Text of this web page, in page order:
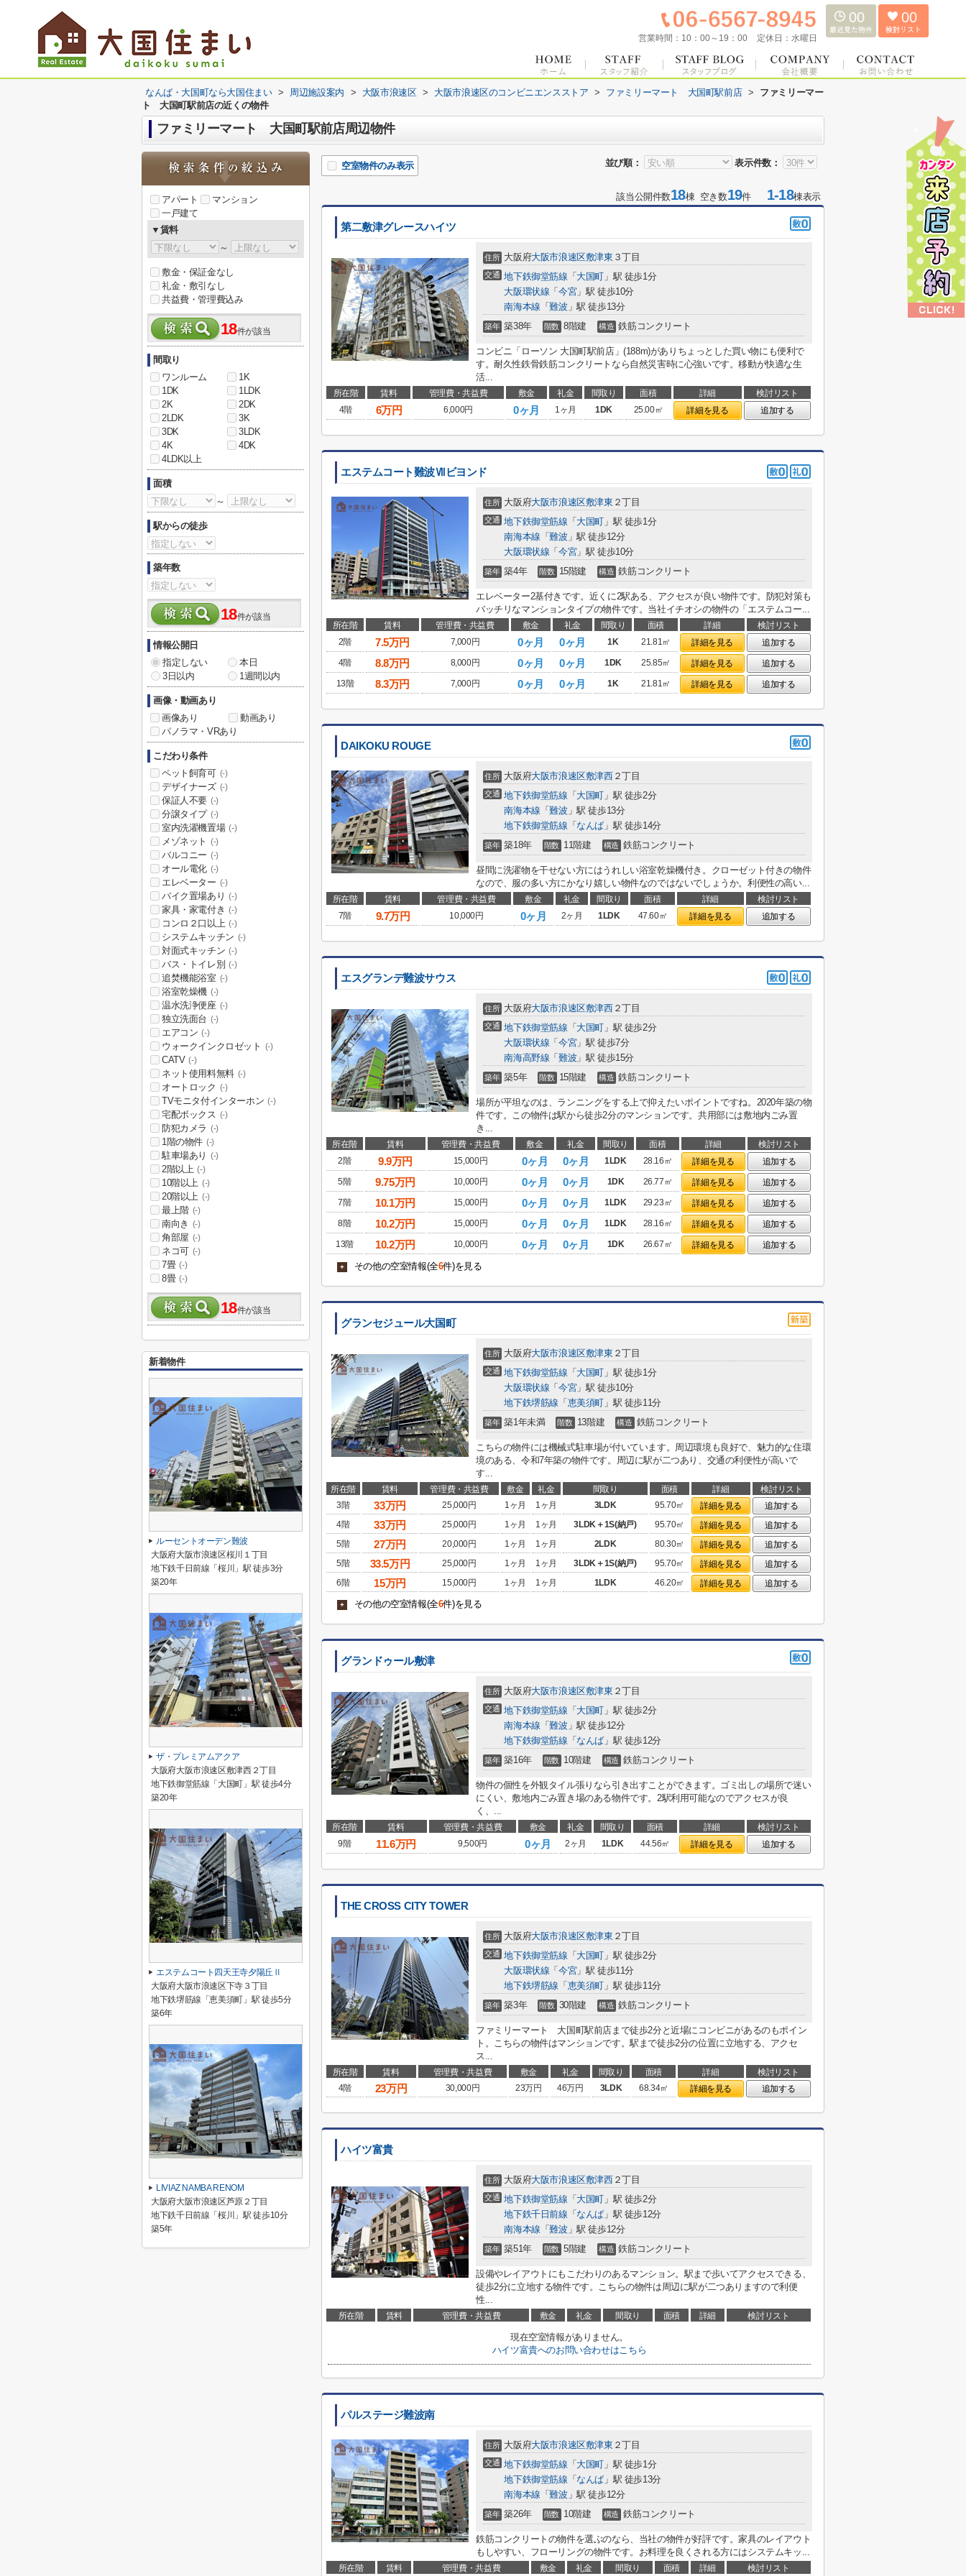
営業時間： 10：00～19：00 定休日： 水曜日
00 00
なんば・大国町なら大国住まい > 周辺施設案内 > 大阪市浪速区 > 大阪市浪速区のコンビニエンスストア > ファミリーマート 大国町駅前店 >
ファミリーマー
ト 大国町駅前店の近くの物件
ファミリーマート 大国町駅前店周辺物件
並び順： 表示件数：
空室物件のみ表示
該当公開件数18棟 空き数19件1-18棟表示
第二敷津グレースハイツ
住所 大阪府大阪市浪速区敷津東 ３丁目
交通 地下鉄御堂筋線 「 大国町 」駅 徒歩1分
大阪環状線 「 今宮」駅 徒歩10分
南海本線 「難波 」駅 徒歩13分
築年 築38年 階数 8階建 構造 鉄筋コンクリート
コンビニ「ローソン 大国町駅前店」(188m)がありちょっとした買い物にも便利で
す。耐久性鉄骨鉄筋コンクリートなら自然災害時に心強いです。移動が快適な生
活...
所在階 賃料 管理費・共益費 敷金 礼金 間取り 面積 詳細
検討リスト
4階
6万円 6,000円 0ヶ月 1ヶ月 1DK 25.00㎡ 詳細を見る 追加する
エステムコート難波Ⅶビヨンド
住所 大阪府大阪市浪速区敷津東 ２丁目
交通 地下鉄御堂筋線 「 大国町 」駅 徒歩1分
南海本線 「難波 」駅 徒歩12分
大阪環状線 「 今宮」駅 徒歩10分
築年 築4年 階数 15階建 構造 鉄筋コンクリート
エレベーター2基付きです。近くに2駅ある、アクセスが良い物件です。防犯対策も
バッチリなマンションタイプの物件です。当社イチオシの物件の「エステムコー...
所在階 賃料 管理費・共益費 敷金 礼金 間取り 面積 詳細
検討リスト
2階
7.5万円 7,000円 0ヶ月 0ヶ月 1K 21.81㎡ 詳細を見る
追加する
4階
8.8万円 8,000円 0ヶ月 0ヶ月 1DK 25.85㎡ 詳細を見る
追加する
13階
8.3万円 7,000円 0ヶ月 0ヶ月 1K 21.81㎡ 詳細を見る 追加する
DAIKOKU ROUGE
住所 大阪府大阪市浪速区敷津西２丁目
交通 地下鉄御堂筋線 「 大国町 」駅 徒歩2分
南海本線 「難波 」駅 徒歩13分
地下鉄御堂筋線 「 なんば 」駅 徒歩14分
築年 築18年 階数 11階建 構造 鉄筋コンクリート
昼間に洗濯物を干せない方にはうれしい浴室乾燥機付き。クローゼット付きの物件
なので、服の多い方にかなり嬉しい物件なのではないでしょうか。利便性の高い...
所在階 賃料 管理費・共益費 敷金 礼金 間取り 面積 詳細
検討リスト
7階
9.7万円 10,000円 0ヶ月 2ヶ月 1LDK 47.60㎡ 詳細を見る 追加する
エスグランデ難波サウス
住所 大阪府大阪市浪速区敷津西２丁目
交通 地下鉄御堂筋線 「 大国町 」駅 徒歩2分
大阪環状線 「 今宮」駅 徒歩7分
南海高野線 「 難波 」駅 徒歩15分
築年 築5年 階数 15階建 構造 鉄筋コンクリート
場所が平坦なのは、ランニングをする上で抑えたいポイントですね。2020年築の物
件です。この物件は駅から徒歩2分のマンションです。共用部には敷地内ごみ置
き...
所在階 賃料 管理費・共益費 敷金 礼金 間取り 面積 詳細
検討リスト
2階
9.9万円 15,000円 0ヶ月 0ヶ月 1LDK 28.16㎡ 詳細を見る
追加する
5階
9.75万円 10,000円 0ヶ月 0ヶ月 1DK 26.77㎡ 詳細を見る
追加する
7階
10.1万円 15,000円 0ヶ月 0ヶ月 1LDK 29.23㎡ 詳細を見る
追加する
8階
10.2万円 15,000円 0ヶ月 0ヶ月 1LDK 28.16㎡ 詳細を見る
追加する
13階
10.2万円 10,000円 0ヶ月 0ヶ月 1DK 26.67㎡ 詳細を見る 追加する
+ その他の空室情報(全6件)を見る
グランセジュール大国町
住所 大阪府大阪市浪速区敷津東 ２丁目
交通 地下鉄御堂筋線 「 大国町 」駅 徒歩1分
大阪環状線 「 今宮」駅 徒歩10分
地下鉄堺筋線 「 恵美須町 」駅 徒歩11分
築年 築1年未満 階数 13階建 構造 鉄筋コンクリート
こちらの物件には機械式駐車場が付いています。周辺環境も良好で、魅力的な住環
境のある、令和7年築の物件です。周辺に駅が二つあり、交通の利便性が高いで
す...
所在階 賃料 管理費・共益費 敷金 礼金 間取り 面積 詳細
検討リスト
3階
33万円 25,000円 1ヶ月 1ヶ月 3LDK 95.70㎡ 詳細を見る
追加する
4階
33万円 25,000円 1ヶ月 1ヶ月 3LDK＋1S(納戸) 95.70㎡ 詳細を見る
追加する
5階
27万円 20,000円 1ヶ月 1ヶ月 2LDK 80.30㎡ 詳細を見る
追加する
5階
33.5万円 25,000円 1ヶ月 1ヶ月 3LDK＋1S(納戸) 95.70㎡ 詳細を見る
追加する
6階
15万円 15,000円 1ヶ月 1ヶ月 1LDK 46.20㎡ 詳細を見る 追加する
+ その他の空室情報(全6件)を見る
グランドゥール敷津
住所 大阪府大阪市浪速区敷津東 ２丁目
交通 地下鉄御堂筋線 「 大国町 」駅 徒歩2分
南海本線 「難波 」駅 徒歩12分
地下鉄御堂筋線 「 なんば 」駅 徒歩12分
築年 築16年 階数 10階建 構造 鉄筋コンクリート
物件の個性を外観タイル張りなら引き出すことができます。ゴミ出しの場所で迷い
にくい、敷地内ごみ置き場のある物件です。2駅利用可能なのでアクセスが良
く、...
所在階 賃料 管理費・共益費 敷金 礼金 間取り 面積 詳細
検討リスト
9階
11.6万円 9,500円 0ヶ月 2ヶ月 1LDK 44.56㎡ 詳細を見る 追加する
THE CROSS CITY TOWER
住所 大阪府大阪市浪速区敷津東 ２丁目
交通 地下鉄御堂筋線 「 大国町 」駅 徒歩2分
大阪環状線 「 今宮」駅 徒歩11分
地下鉄堺筋線 「 恵美須町 」駅 徒歩11分
築年 築3年 階数 30階建 構造 鉄筋コンクリート
ファミリーマート 大国町駅前店まで徒歩2分と近場にコンビニがあるのもポイン
ト。こちらの物件はマンションです。駅まで徒歩2分の位置に立地する、アクセ
ス...
所在階 賃料 管理費・共益費 敷金 礼金 間取り 面積 詳細
検討リスト
4階
23万円 30,000円 23万円 46万円 3LDK 68.34㎡ 詳細を見る 追加する
ハイツ富貴
住所 大阪府大阪市浪速区敷津西２丁目
交通 地下鉄御堂筋線 「 大国町 」駅 徒歩2分
地下鉄千日前線 「 なんば 」駅 徒歩12分
南海本線 「難波 」駅 徒歩12分
築年 築51年 階数 5階建 構造 鉄筋コンクリート
設備やレイアウトにもこだわりのあるマンション。駅まで歩いてアクセスできる、
徒歩2分に立地する物件です。こちらの物件は周辺に駅が二つありますので利便
性...
所在階 賃料 管理費・共益費 敷金 礼金 間取り 面積 詳細 検討リスト
現在空室情報がありません。
ハイツ富貴へのお問い合わせはこちら
パルステージ難波南
住所 大阪府大阪市浪速区敷津東 ２丁目
交通 地下鉄御堂筋線 「 大国町 」駅 徒歩1分
地下鉄御堂筋線 「 なんば 」駅 徒歩13分
南海本線 「難波 」駅 徒歩12分
築年 築26年 階数 10階建 構造 鉄筋コンクリート
鉄筋コンクリートの物件を選ぶのなら、当社の物件が好評です。家具のレイアウト
もしやすい、フローリングの物件です。お料理を良くされる方にはシステムキッ...
所在階 賃料 管理費・共益費 敷金 礼金 間取り 面積 詳細 検討リスト
アパート
マンション
一戸建て
▼賃料
～
敷金・保証金なし
礼金・敷引なし
共益費・管理費込み
18件が該当
間取り
ワンルーム
1K
1DK
1LDK
2K
2DK
2LDK
3K
3DK
3LDK
4K
4DK
4LDK以上
面積
～
駅からの徒歩
築年数
18件が該当
情報公開日
指定しない
本日
3日以内
1週間以内
画像・動画あり
画像あり
動画あり
パノラマ・VRあり
こだわり条件
ペット飼育可 (-)
デザイナーズ (-)
保証人不要 (-)
分譲タイプ (-)
室内洗濯機置場 (-)
メゾネット (-)
バルコニー (-)
オール電化 (-)
エレベーター (-)
バイク置場あり (-)
家具・家電付き (-)
コンロ２口以上 (-)
システムキッチン (-)
対面式キッチン (-)
バス・トイレ別 (-)
追焚機能浴室 (-)
浴室乾燥機 (-)
温水洗浄便座 (-)
独立洗面台 (-)
エアコン (-)
ウォークインクロゼット (-)
CATV (-)
ネット使用料無料 (-)
オートロック (-)
TVモニタ付インターホン (-)
宅配ボックス (-)
防犯カメラ (-)
1階の物件 (-)
駐車場あり (-)
2階以上 (-)
10階以上 (-)
20階以上 (-)
最上階 (-)
南向き (-)
角部屋 (-)
ネコ可 (-)
7畳 (-)
8畳 (-)
18件が該当
新着物件
ルーセントオーデン難波
大阪府大阪市浪速区桜川１丁目
地下鉄千日前線「桜川」駅 徒歩3分
築20年
ザ・プレミアムアクア
大阪府大阪市浪速区敷津西２丁目
地下鉄御堂筋線「大国町」駅 徒歩4分
築20年
エステムコート四天王寺夕陽丘Ⅱ
大阪府大阪市浪速区下寺３丁目
地下鉄堺筋線「恵美須町」駅 徒歩5分
築6年
LIVIAZ NAMBA RENOM
大阪府大阪市浪速区芦原２丁目
地下鉄千日前線「桜川」駅 徒歩10分
築5年